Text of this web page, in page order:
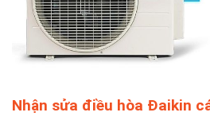
Nhận sửa điều hòa Đaikin